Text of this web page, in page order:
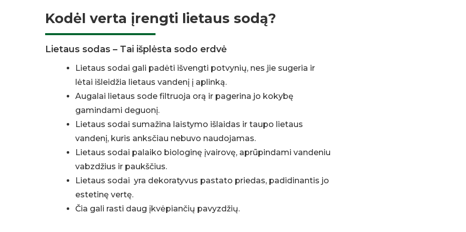
Kodėl verta įrengti lietaus sodą?
Lietaus sodas – Tai išplėsta sodo erdvė
Lietaus sodai gali padėti išvengti potvynių, nes jie sugeria ir
lėtai išleidžia lietaus vandenį į aplinką.
Augalai lietaus sode filtruoja orą ir pagerina jo kokybę
gamindami deguonį.
Lietaus sodai sumažina laistymo išlaidas ir taupo lietaus
vandenį, kuris anksčiau nebuvo naudojamas.
Lietaus sodai palaiko biologinę įvairovę, aprūpindami vandeniu
vabzdžius ir paukščius.
Lietaus sodai yra dekoratyvus pastato priedas, padidinantis jo
estetinę vertę.
Čia gali rasti daug įkvėpiančių pavyzdžių.